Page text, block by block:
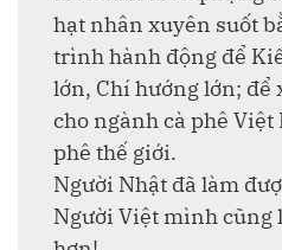
hạt nhân xuyên suốt
trình hành động để
lớn, Chí hướng lớn; để
cho ngành cà phê
phê thế giới.
Người Nhật đã làm
Người Việt mình cũng